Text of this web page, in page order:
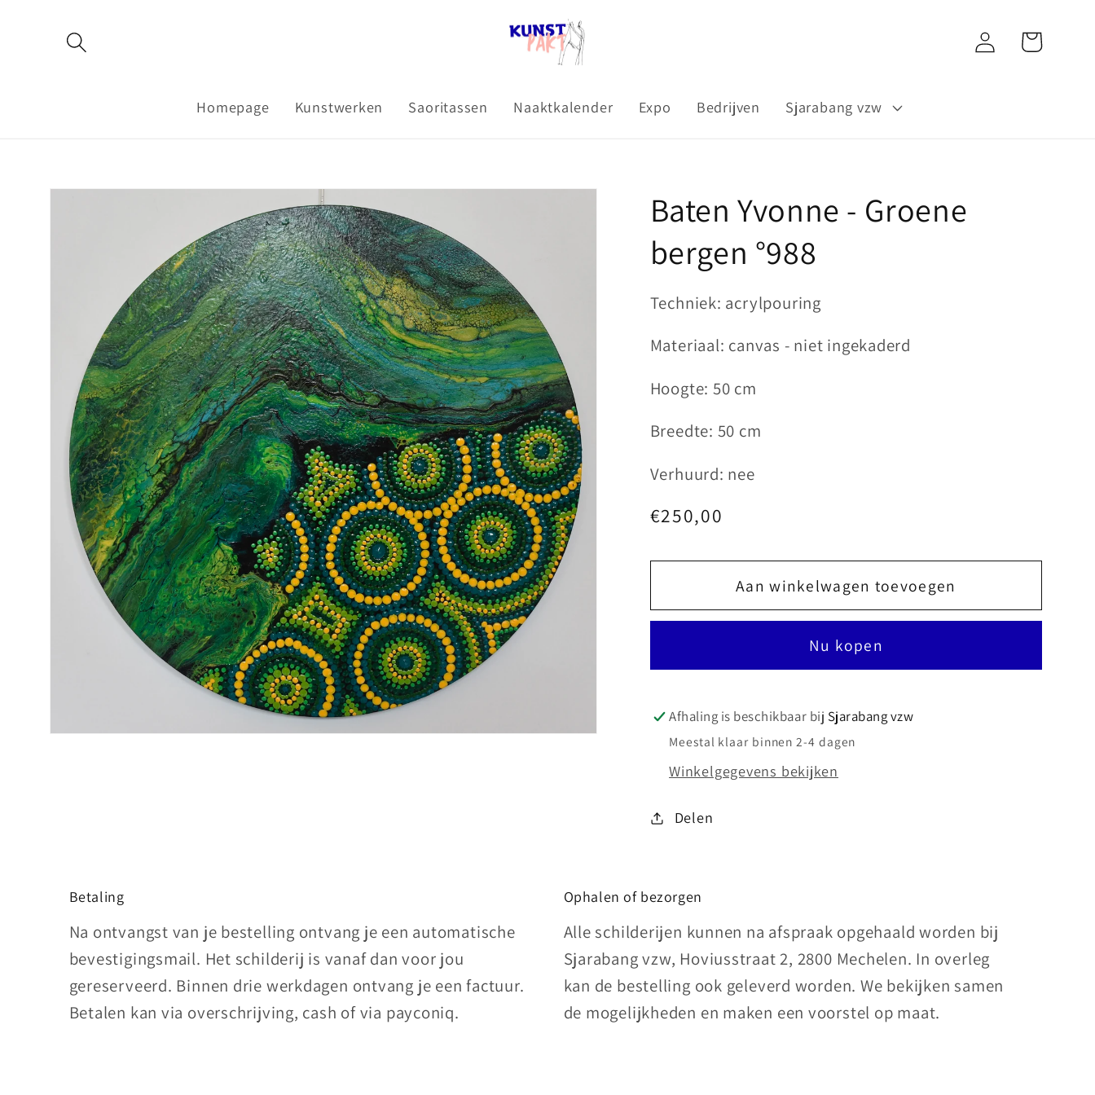
content
Homepage Kunstwerken Saoritassen Naaktkalender Expo Bedrijven Sjarabang vzw
InloggenWinkelwagen
Baten Yvonne - Groene
bergen °988
Techniek: acrylpouring
Materiaal: canvas - niet ingekaderd
Hoogte: 50 cm
Breedte: 50 cm
Verhuurd: nee
Normale
€250,00
Aan winkelwagen toevoegen
Nu kopen
Afhaling is beschikbaar bij Sjarabang vzw
Meestal klaar binnen 2-4 dagen
Winkelgegevens bekijken
Delen
Betaling
Na ontvangst van je bestelling ontvang je een automatische
bevestigingsmail. Het schilderij is vanaf dan voor jou
gereserveerd. Binnen drie werkdagen ontvang je een factuur.
Betalen kan via overschrijving, cash of via payconiq.
Ophalen of bezorgen
Alle schilderijen kunnen na afspraak opgehaald worden bij
Sjarabang vzw, Hoviusstraat 2, 2800 Mechelen. In overleg
kan de bestelling ook geleverd worden. We bekijken samen
de mogelijkheden en maken een voorstel op maat.